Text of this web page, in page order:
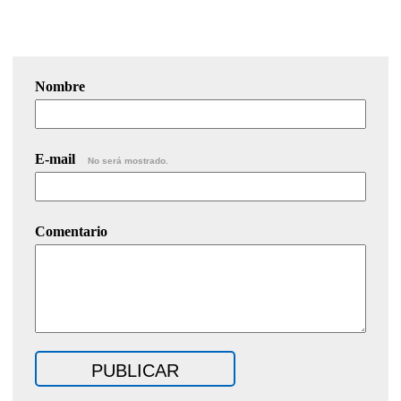
Nombre
E-mail No será mostrado.
Comentario